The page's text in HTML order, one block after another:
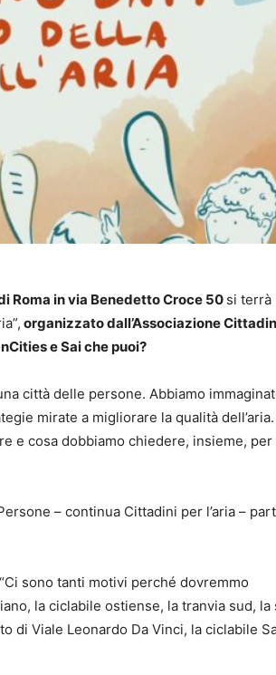
Roma in via Benedetto Croce 50 si terrà
organizzato dall’Associazione
e Sai che puoi?
città delle persone. Abbiamo
mirate a migliorare la qualità dell’aria.
e cosa dobbiamo chiedere, insieme, per
– continua Cittadini per l’aria –
“Ci sono tanti motivi perché dovremmo
la ciclabile ostiense, la tranvia sud, la
di Viale Leonardo Da Vinci, la ciclabile